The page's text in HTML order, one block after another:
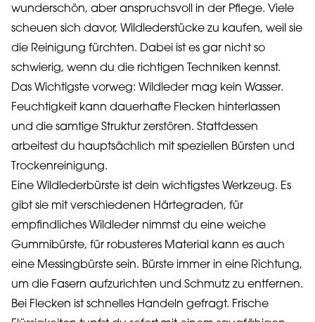
wunderschön, aber anspruchsvoll in der Pflege. Viele
scheuen sich davor, Wildlederstücke zu kaufen, weil sie
die Reinigung fürchten. Dabei ist es gar nicht so
schwierig, wenn du die richtigen Techniken kennst.
Das Wichtigste vorweg: Wildleder mag kein Wasser.
Feuchtigkeit kann dauerhafte Flecken hinterlassen
und die samtige Struktur zerstören. Stattdessen
arbeitest du hauptsächlich mit speziellen Bürsten und
Trockenreinigung.
Eine Wildlederbürste ist dein wichtigstes Werkzeug. Es
gibt sie mit verschiedenen Härtegraden, für
empfindliches Wildleder nimmst du eine weiche
Gummibürste, für robusteres Material kann es auch
eine Messingbürste sein. Bürste immer in eine Richtung,
um die Fasern aufzurichten und Schmutz zu entfernen.
Bei Flecken ist schnelles Handeln gefragt. Frische